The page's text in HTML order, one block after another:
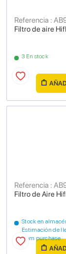
Filtro de aire
Referencia :
3 En stock
Filtro de Aire
Referencia :
Stock en
Estimación de
from purchase